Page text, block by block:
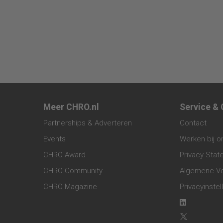
Meer CHRO.nl
Partnerships & Adverteren
Events
CHRO Award
CHRO Community
CHRO Magazine
Service &
Contact
Werken bij
Privacy
Algemene